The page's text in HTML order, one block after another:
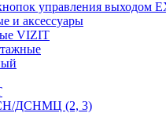
управления выходом
и аксессуары
VIZIT
ДСНМЦ (2, 3)